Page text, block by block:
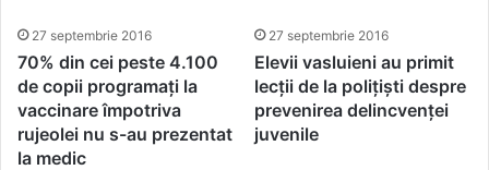
27 septembrie 2016
70% din cei peste 4.100
de copii programați la
vaccinare împotriva
rujeolei nu s-au prezentat
la medic
27 septembrie 2016
Elevii vasluieni au primit
lecții de la polițiști despre
prevenirea delincvenței
juvenile